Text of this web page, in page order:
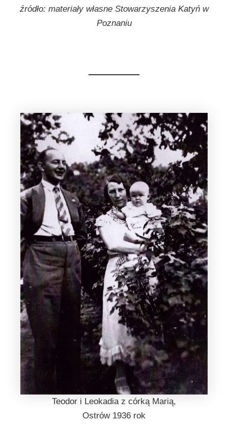
źródło: materiały własne Stowarzyszenia Katyń w
Poznaniu
Teodor i Leokadia z córką Marią,
Ostrów 1936 rok